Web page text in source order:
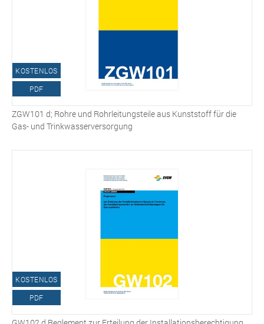
KOSTENLOS
PDF
ZGW101 d; Rohre und Rohrleitungsteile aus Kunststoff für die
Gas- und Trinkwasserversorgung
KOSTENLOS
PDF